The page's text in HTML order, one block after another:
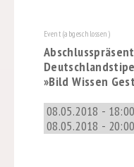
Event (abgeschlossen)
»Bild Wissen
08.05.2018 -
08.05.2018 -